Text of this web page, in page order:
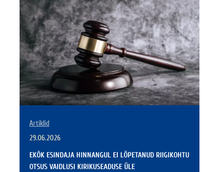
Artiklid
29.06.2026
EKÕK ESINDAJA HINNANGUL EI LÕPETANUD RIIGIKOHTU
OTSUS VAIDLUSI KIRIKUSEADUSE ÜLE